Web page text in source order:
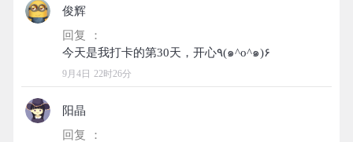
俊辉
回复 ：
9月4日 22时26分
阳晶
回复 ：